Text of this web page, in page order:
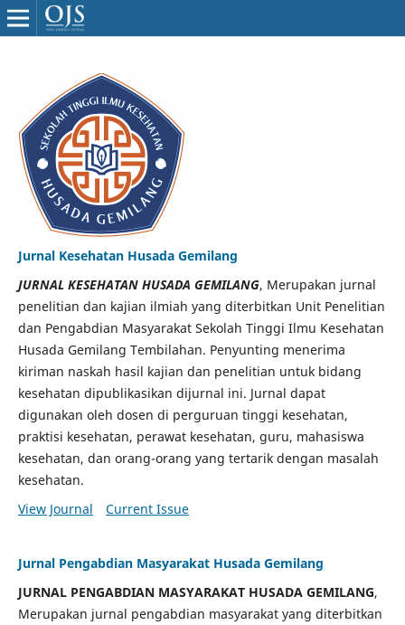
Jurnal Kesehatan Husada Gemilang
JURNAL KESEHATAN HUSADA GEMILANG, Merupakan jurnal
penelitian dan kajian ilmiah yang diterbitkan Unit Penelitian
dan Pengabdian Masyarakat Sekolah Tinggi Ilmu Kesehatan
Husada Gemilang Tembilahan. Penyunting menerima
kiriman naskah hasil kajian dan penelitian untuk bidang
kesehatan dipublikasikan dijurnal ini. Jurnal dapat
digunakan oleh dosen di perguruan tinggi kesehatan,
praktisi kesehatan, perawat kesehatan, guru, mahasiswa
kesehatan, dan orang-orang yang tertarik dengan masalah
kesehatan.
View Journal
Current Issue
Jurnal Pengabdian Masyarakat Husada Gemilang
JURNAL PENGABDIAN MASYARAKAT HUSADA GEMILANG,
Merupakan jurnal pengabdian masyarakat yang diterbitkan